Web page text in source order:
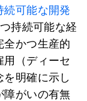
続可能な開発
持続可能な経
全かつ生産的
用（ディーセ
明確に示し
障がいの有無